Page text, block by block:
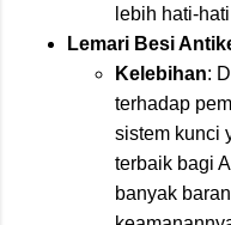
lebih hati-
Lemari Besi
Kelebihan:
terhadap
sistem kunci
terbaik bagi
banyak